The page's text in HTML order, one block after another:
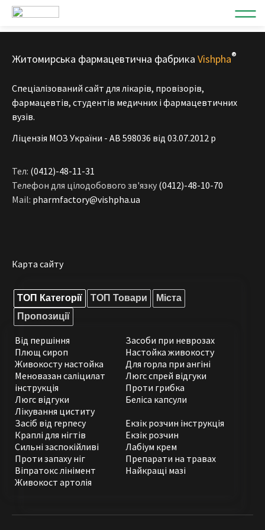
Житомирська фармацевтична фабрика Vishpha®
Спеціалізований сайт для лікарів, провізорів,
фармацевтів, студентів медичних і фармацевтичних
вузів.
Ліцензія МОЗ України - АВ 598036 від 03.07.2012 р
Тел: (0412)-48-11-31
Телефон для цілодобового зв'язку (0412)-48-10-70
Mail: pharmfactory@vishpha.ua
Карта сайту
ТОП Категорії ТОП Товари
Міста
Пропозиції
Від першіння
Плющ сироп
Живокосту настойка
Меновазан саліцилат
інструкція
Люгс відгуки
Лікування циститу
Засоби при неврозах
Настойка живокосту
Для горла при ангіні
Люгс спрей відгуки
Проти грибка
Беліса капсули
Засіб від герпесу
Краплі для нігтів
Сильні заспокійливі
Проти запаху ніг
Віпратокс лінімент
Живокост артолія
Екзік розчин інструкція
Екзік розчин
Лабіум крем
Препарати на травах
Найкращі мазі